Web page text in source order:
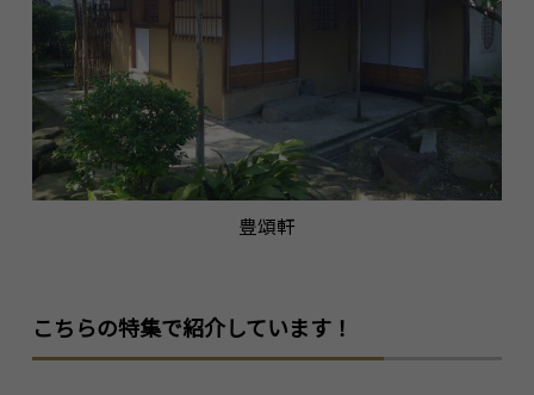
豊頌軒
こちらの特集で紹介しています！